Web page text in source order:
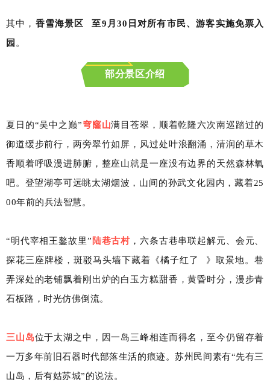
其中， 香雪海景区
至9月30日对所有市民、游客实施免票入
园 。
部分景区介绍
夏日的“吴中之巅”穹窿山满目苍翠，顺着乾隆六次南巡踏过的
御道缓步前行，两旁翠竹如屏，风过处叶浪翻涌，清润的草木
香顺着呼吸漫进肺腑，整座山就是一座没有边界的天然森林氧
吧。登望湖亭可远眺太湖烟波，山间的孙武文化园内，藏着25
00年前的兵法智慧。
“明代宰相王鏊故里” 陆巷古村 ，六条古巷串联起解元、会元、
探花三座牌楼，斑驳马头墙下藏着《橘子红了
》取景地。巷
弄深处的老铺飘着刚出炉的白玉方糕甜香，黄昏时分，漫步青
石板路，时光仿佛倒流。
三山岛位于太湖之中，因一岛三峰相连而得名，至今仍留存着
一万多年前旧石器时代部落生活的痕迹。苏州民间素有“先有三
山岛，后有姑苏城”的说法。